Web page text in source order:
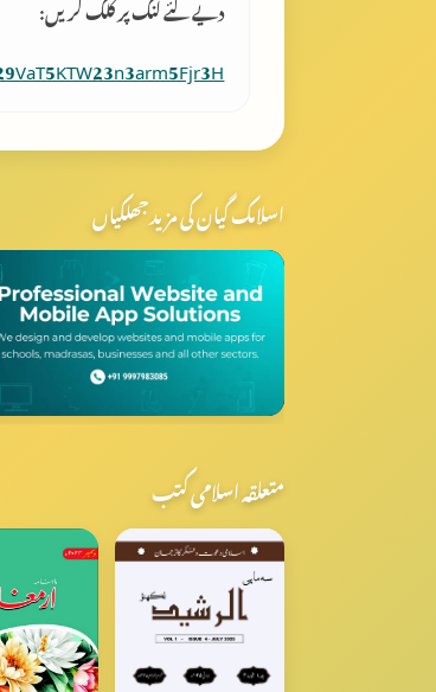
اسلامک گیان کی مزید جھلکیاں
متعلقہ اسلامی کتب